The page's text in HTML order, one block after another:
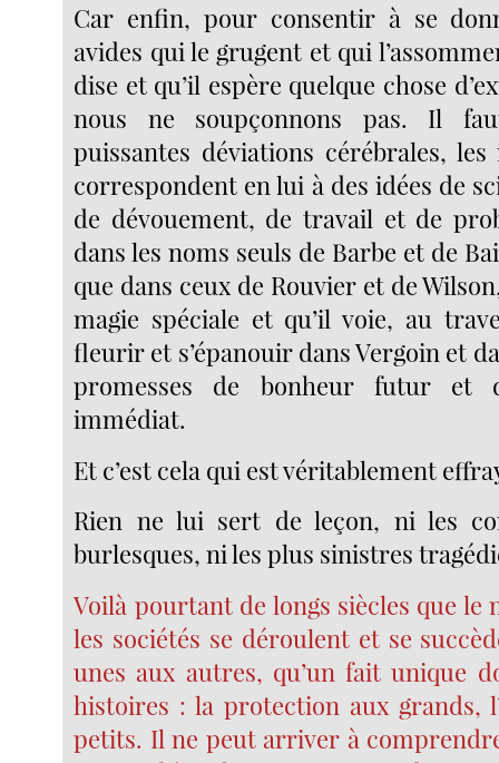
Car enfin, pour consentir à se
avides qui le grugent et qui
dise et qu’il espère quelque chose
nous ne soupçonnons pas. Il
puissantes déviations cérébrales,
correspondent en lui à des idées de
de dévouement, de travail et de
dans les noms seuls de Barbe et de
que dans ceux de Rouvier et de
magie spéciale et qu’il voie, au
fleurir et s’épanouir dans Vergoin et
promesses de bonheur futur et
immédiat.
Et c’est cela qui est véritablement
Rien ne lui sert de leçon, ni les
burlesques, ni les plus sinistres
Voilà pourtant de longs siècles que le
les sociétés se déroulent et se
unes aux autres, qu’un fait unique
histoires : la protection aux grands,
petits. Il ne peut arriver à comprendre